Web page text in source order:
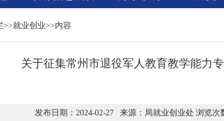
>>就业创业>>内容
关于征集常州市退役军人教育教学能力
发布日期：2024-02-27 来源：局就业创业处 浏览次